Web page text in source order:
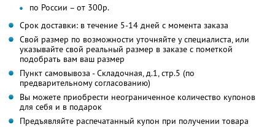
по России – от 300р.
Срок доставки: в течение 5-14 дней с момента заказа
Свой размер по возможности уточняйте у специалиста, или
указывайте свой реальный размер в заказе с пометкой
подобрать вам ваш размер
Пункт самовывоза - Складочная, д.1, стр.5 (по
предварительному согласованию)
Вы можете приобрести неограниченное количество купонов
для себя и в подарок
Предъявляйте распечатанный купон при получении товара